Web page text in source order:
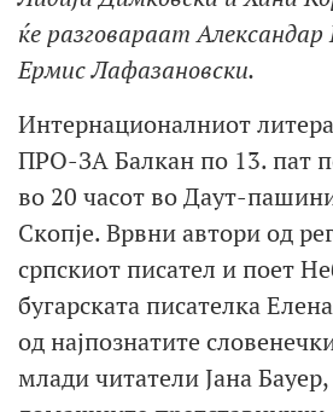
ќе разговараат Александар
Ермис Лафазановски.
Интернационалниот
ПРО-ЗА Балкан по 13. пат
во 20 часот во Даут-
Скопје. Врвни автори од
српскиот писател и поет
бугарската писателка
од најпознатите
млади читатели Јана